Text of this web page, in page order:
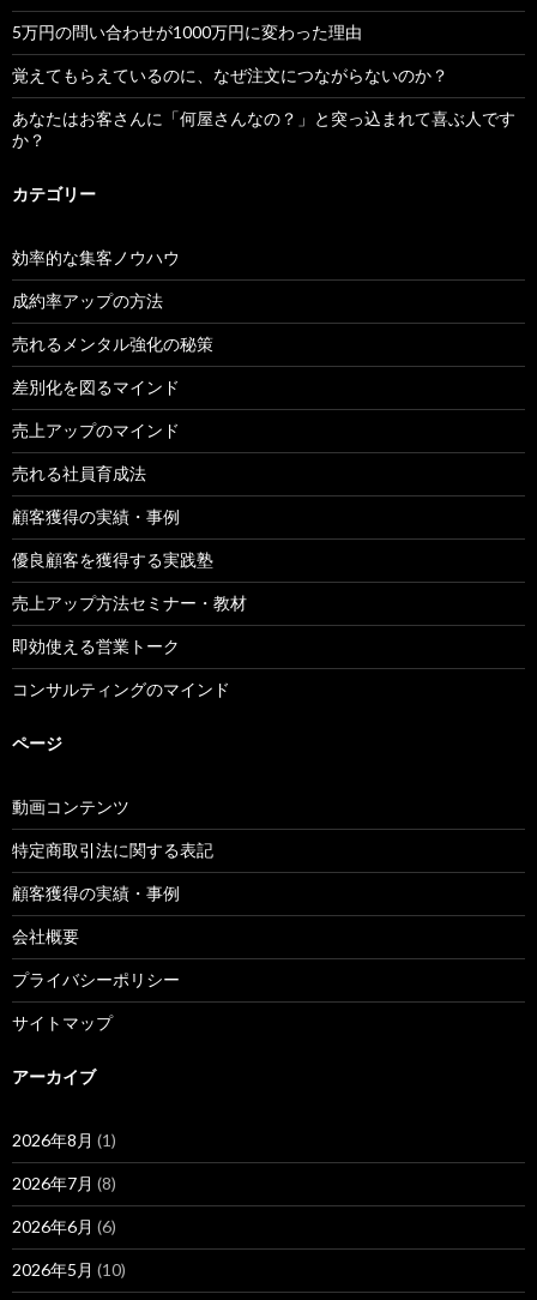
5万円の問い合わせが1000万円に変わった理由
覚えてもらえているのに、なぜ注文につながらないのか？
あなたはお客さんに「何屋さんなの？」と突っ込まれて喜ぶ人です
か？
カテゴリー
効率的な集客ノウハウ
成約率アップの方法
売れるメンタル強化の秘策
差別化を図るマインド
売上アップのマインド
売れる社員育成法
顧客獲得の実績・事例
優良顧客を獲得する実践塾
売上アップ方法セミナー・教材
即効使える営業トーク
コンサルティングのマインド
ページ
動画コンテンツ
特定商取引法に関する表記
顧客獲得の実績・事例
会社概要
プライバシーポリシー
サイトマップ
アーカイブ
2026年8月 (1)
2026年7月 (8)
2026年6月 (6)
2026年5月 (10)